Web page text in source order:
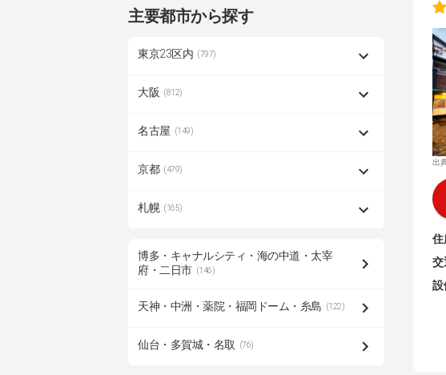
出
住
交
設
主要都市から探す
東京23区内 (797)
大阪 (812)
名古屋 (149)
京都 (479)
札幌 (165)
博多・キャナルシティ・海の中道・太宰
府・二日市 (146)
天神・中洲・薬院・福岡ドーム・糸島 (122)
仙台・多賀城・名取 (76)